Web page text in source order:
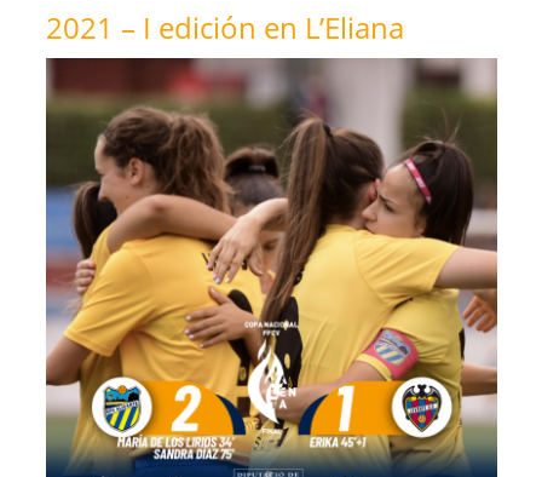
2021 – I edición en L’Eliana